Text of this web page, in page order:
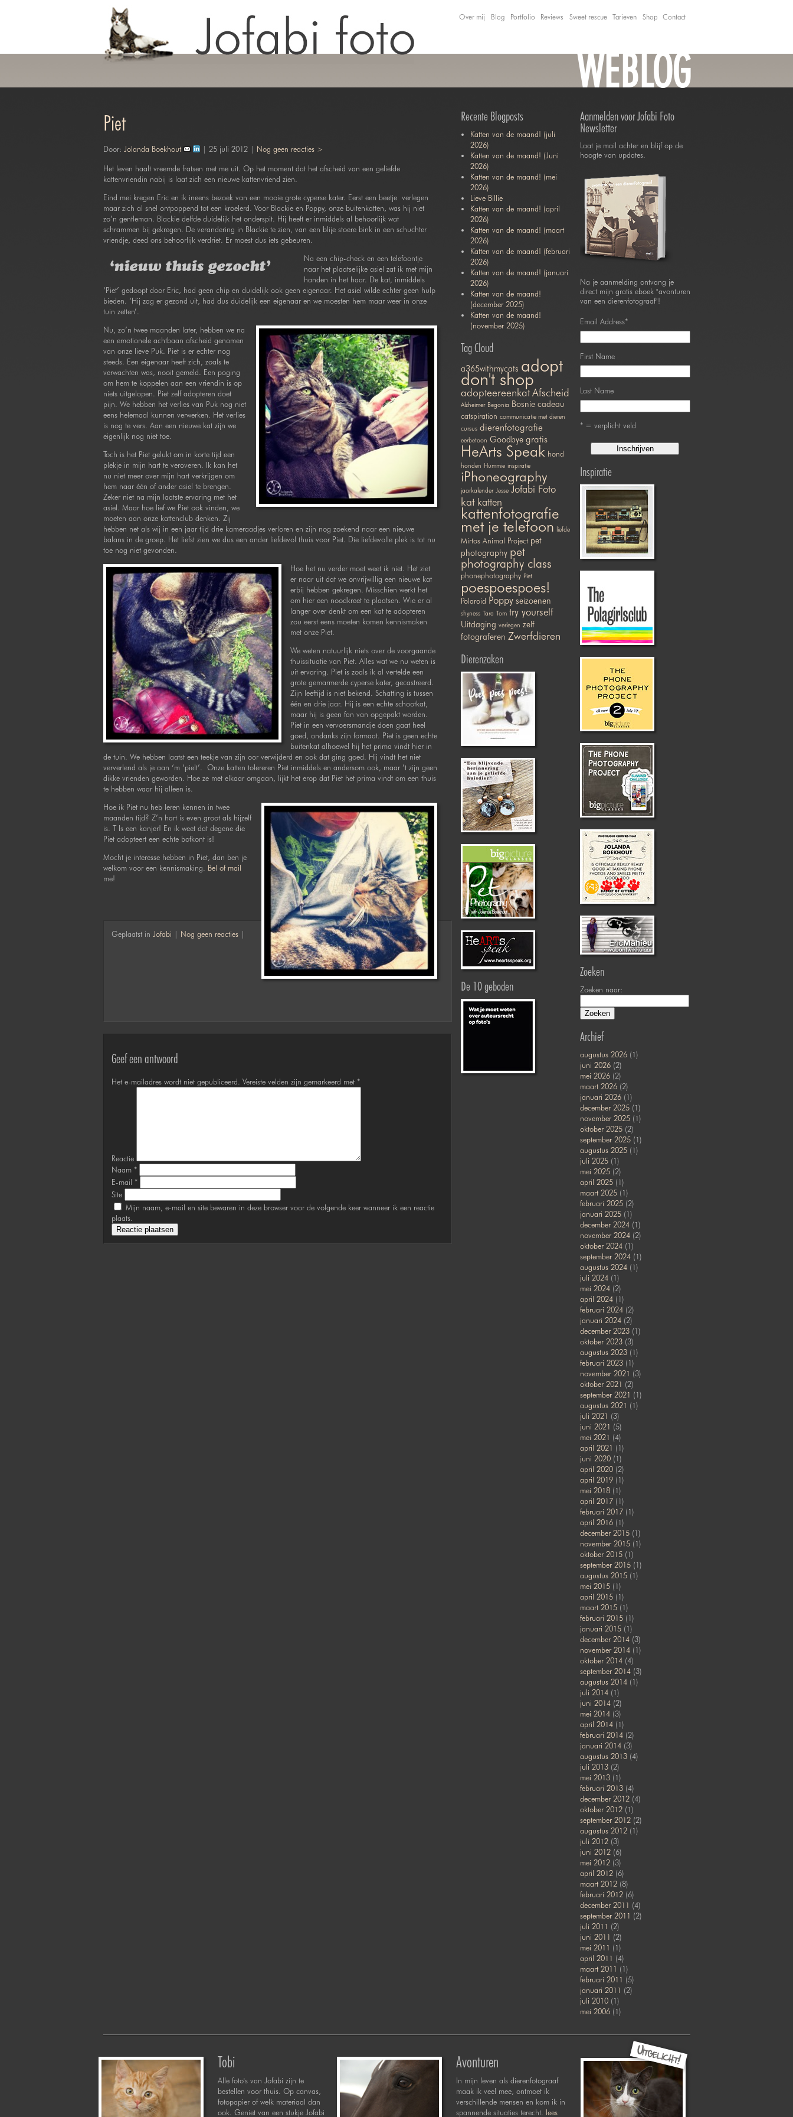
Over mij Blog Portfolio Reviews Sweet rescue Tarieven Shop Contact
WEBLOG
Piet
Door: Jolanda Boekhout | 25 juli 2012 | Nog geen reacties >
Het leven haalt vreemde fratsen met me uit. Op het moment dat het afscheid van een geliefde
kattenvriendin nabij is laat zich een nieuwe kattenvriend zien.
Eind mei kregen Eric en ik ineens bezoek van een mooie grote cyperse kater. Eerst een beetje verlegen
maar zich al snel ontpoppend tot een kroelerd. Voor Blackie en Poppy, onze buitenkatten, was hij niet
zo’n gentleman. Blackie delfde duidelijk het onderspit. Hij heeft er inmiddels al behoorlijk wat
schrammen bij gekregen. De verandering in Blackie te zien, van een blije stoere bink in een schuchter
vriendje, deed ons behoorlijk verdriet. Er moest dus iets gebeuren.
‘nieuw thuis gezocht’
Na een chip-check en een telefoontje
naar het plaatselijke asiel zat ik met mijn
handen in het haar. De kat, inmiddels
‘Piet’ gedoopt door Eric, had geen chip en duidelijk ook geen eigenaar. Het asiel wilde echter geen hulp
bieden. ‘Hij zag er gezond uit, had dus duidelijk een eigenaar en we moesten hem maar weer in onze
tuin zetten’.
Nu, zo’n twee maanden later, hebben we na
een emotionele achtbaan afscheid genomen
van onze lieve Puk. Piet is er echter nog
steeds. Een eigenaar heeft zich, zoals te
verwachten was, nooit gemeld. Een poging
om hem te koppelen aan een vriendin is op
niets uitgelopen. Piet zelf adopteren doet
pijn. We hebben het verlies van Puk nog niet
eens helemaal kunnen verwerken. Het verlies
is nog te vers. Aan een nieuwe kat zijn we
eigenlijk nog niet toe.
Toch is het Piet gelukt om in korte tijd een
plekje in mijn hart te veroveren. Ik kan het
nu niet meer over mijn hart verkrijgen om
hem naar één of ander asiel te brengen.
Zeker niet na mijn laatste ervaring met het
asiel. Maar hoe lief we Piet ook vinden, we
moeten aan onze kattenclub denken. Zij
hebben net als wij in een jaar tijd drie kameraadjes verloren en zijn nog zoekend naar een nieuwe
balans in de groep. Het liefst zien we dus een ander liefdevol thuis voor Piet. Die liefdevolle plek is tot nu
toe nog niet gevonden.
Hoe het nu verder moet weet ik niet. Het ziet
er naar uit dat we onvrijwillig een nieuwe kat
erbij hebben gekregen. Misschien werkt het
om hier een noodkreet te plaatsen. Wie er al
langer over denkt om een kat te adopteren
zou eerst eens moeten komen kennismaken
met onze Piet.
We weten natuurlijk niets over de voorgaande
thuissituatie van Piet. Alles wat we nu weten is
uit ervaring. Piet is zoals ik al vertelde een
grote gemarmerde cyperse kater, gecastreerd.
Zijn leeftijd is niet bekend. Schatting is tussen
één en drie jaar. Hij is een echte schootkat,
maar hij is geen fan van opgepakt worden.
Piet in een vervoersmandje doen gaat heel
goed, ondanks zijn formaat. Piet is geen echte
buitenkat alhoewel hij het prima vindt hier in
de tuin. We hebben laatst een teekje van zijn oor verwijderd en ook dat ging goed. Hij vindt het niet
ververlend als je aan ‘m ‘pielt’. Onze katten tolereren Piet inmiddels en andersom ook, maar ’t zijn geen
dikke vrienden geworden. Hoe ze met elkaar omgaan, lijkt het erop dat Piet het prima vindt om een thuis
te hebben waar hij alleen is.
Hoe ik Piet nu heb leren kennen in twee
maanden tijd? Z’n hart is even groot als hijzelf
is. T Is een kanjer! En ik weet dat degene die
Piet adopteert een echte bofkont is!
Mocht je interesse hebben in Piet, dan ben je
welkom voor een kennismaking. Bel of mail
me!
Geplaatst in Jofabi | Nog geen reacties|
Geef een antwoord
Het e-mailadres wordt niet gepubliceerd. Vereiste velden zijn gemarkeerd met *
Reactie
Naam *
E-mail *
Site
Mijn naam, e-mail en site bewaren in deze browser voor de volgende keer wanneer ik een reactie
plaats.
Recente Blogposts
Katten van de maand! (juli
2026)
Katten van de maand! (Juni
2026)
Katten van de maand! (mei
2026)
Lieve Billie
Katten van de maand! (april
2026)
Katten van de maand! (maart
2026)
Katten van de maand! (februari
2026)
Katten van de maand! (januari
2026)
Katten van de maand!
(december 2025)
Katten van de maand!
(november 2025)
Tag Cloud
a365withmycats adopt
don't shop
adopteereenkat Afscheid
Alzheimer Begonia Bosnie cadeau
catspiration communicatie met dieren
cursus dierenfotografie
eerbetoon Goodbye gratis
HeArts Speak hond
honden Hummie inspiratie
iPhoneography
jaarkalender Jesse Jofabi Foto
kat katten
kattenfotografie
met je telefoon liefde
Mirtos Animal Project pet
photography pet
photography class
phonephotography Piet
poespoespoes!
Polaroid Poppy seizoenen
shyness Tara Tom try yourself
Uitdaging verlegen zelf
fotograferen Zwerfdieren
Dierenzaken
De 10 geboden
Aanmelden voor Jofabi Foto
Newsletter
Laat je mail achter en blijf op de
hoogte van updates.
Na je aanmelding ontvang je
direct mijn gratis eboek "avonturen
van een dierenfotograaf"!
Email Address*
First Name
Last Name
* = verplicht veld
Inspiratie
Zoeken
Zoeken naar:
Archief
augustus 2026(1)
juni 2026(2)
mei 2026(2)
maart 2026(2)
januari 2026(1)
december 2025(1)
november 2025(1)
oktober 2025(2)
september 2025(1)
augustus 2025(1)
juli 2025(1)
mei 2025(2)
april 2025(1)
maart 2025(1)
februari 2025(2)
januari 2025(1)
december 2024(1)
november 2024(2)
oktober 2024(1)
september 2024(1)
augustus 2024(1)
juli 2024(1)
mei 2024(2)
april 2024(1)
februari 2024(2)
januari 2024(2)
december 2023(1)
oktober 2023(3)
augustus 2023(1)
februari 2023(1)
november 2021 (3)
oktober 2021 (2)
september 2021 (1)
augustus 2021 (1)
juli 2021 (3)
juni 2021 (5)
mei 2021 (4)
april 2021 (1)
juni 2020(1)
april 2020(2)
april 2019(1)
mei 2018(1)
april 2017(1)
februari 2017(1)
april 2016(1)
december 2015(1)
november 2015(1)
oktober 2015(1)
september 2015(1)
augustus 2015(1)
mei 2015(1)
april 2015(1)
maart 2015(1)
februari 2015(1)
januari 2015(1)
december 2014(3)
november 2014(1)
oktober 2014(4)
september 2014(3)
augustus 2014(1)
juli 2014(1)
juni 2014(2)
mei 2014(3)
april 2014(1)
februari 2014(2)
januari 2014(3)
augustus 2013(4)
juli 2013(2)
mei 2013(1)
februari 2013(4)
december 2012(4)
oktober 2012(1)
september 2012(2)
augustus 2012(1)
juli 2012(3)
juni 2012(6)
mei 2012(3)
april 2012(6)
maart 2012(8)
februari 2012(6)
december 2011 (4)
september 2011 (2)
juli 2011 (2)
juni 2011 (2)
mei 2011 (1)
april 2011 (4)
maart 2011 (1)
februari 2011 (5)
januari 2011 (2)
juli 2010(1)
mei 2006(1)
Tobi
Alle foto's van Jofabi zijn te
bestellen voor thuis. Op canvas,
fotopapier of welk materiaal dan
ook. Geniet van een stukje Jofabi
Avonturen
In mijn leven als dierenfotograaf
maak ik veel mee, ontmoet ik
verschillende mensen en kom ik in
spannende situaties terecht. lees